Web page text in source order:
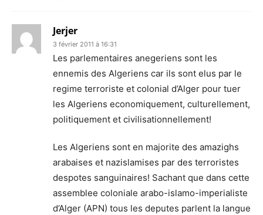
Jerjer
3 février 2011 à 16:31
Les parlementaires anegeriens sont les
ennemis des Algeriens car ils sont elus par le
regime terroriste et colonial d’Alger pour tuer
les Algeriens economiquement, culturellement,
politiquement et civilisationnellement!
Les Algeriens sont en majorite des amazighs
arabaises et nazislamises par des terroristes
despotes sanguinaires! Sachant que dans cette
assemblee coloniale arabo-islamo-imperialiste
d’Alger (APN) tous les deputes parlent la langue